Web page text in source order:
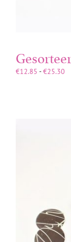
€12.85 - €25.30